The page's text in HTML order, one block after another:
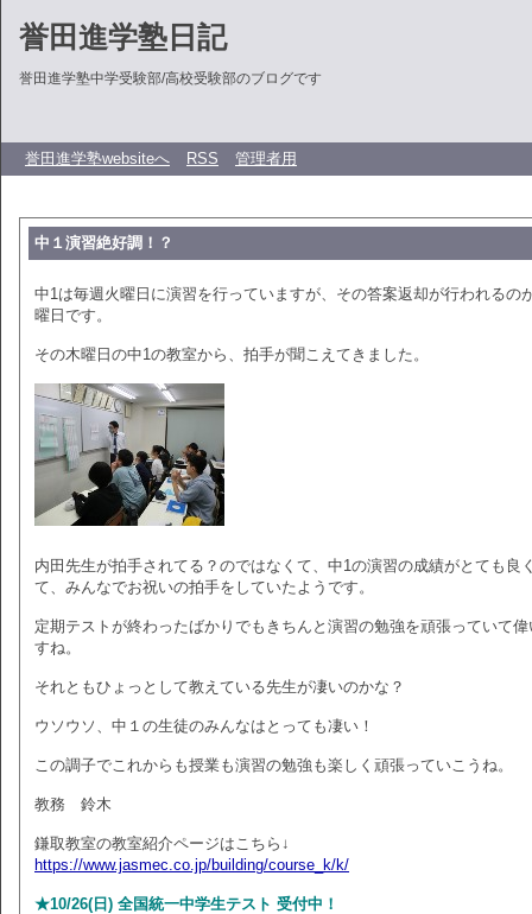
誉田進学塾日記
誉田進学塾中学受験部/高校受験部のブログです
誉田進学塾websiteへ RSS 管理者用
中１演習絶好調！？
中1は毎週火曜日に演習を行っていますが、その答案返却が行われるの
曜日です。
その木曜日の中1の教室から、拍手が聞こえてきました。
内田先生が拍手されてる？のではなくて、中1の演習の成績がとても良
て、みんなでお祝いの拍手をしていたようです。
定期テストが終わったばかりでもきちんと演習の勉強を頑張っていて偉
すね。
それともひょっとして教えている先生が凄いのかな？
ウソウソ、中１の生徒のみんなはとっても凄い！
この調子でこれからも授業も演習の勉強も楽しく頑張っていこうね。
教務 鈴木
鎌取教室の教室紹介ページはこちら↓
https://www.jasmec.co.jp/building/course_k/k/
★10/26(日) 全国統一中学生テスト 受付中！